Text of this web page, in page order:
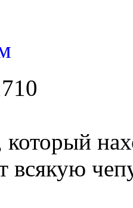
0
всякую